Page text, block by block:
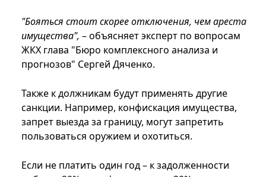
"Бояться стоит скорее отключения, чем ареста
имущества", – объясняет эксперт по вопросам
ЖКХ глава "Бюро комплексного анализа и
прогнозов" Сергей Дяченко.
Также к должникам будут применять другие
санкции. Например, конфискация имущества,
запрет выезда за границу, могут запретить
пользоваться оружием и охотиться.
Если не платить один год – к задолженности